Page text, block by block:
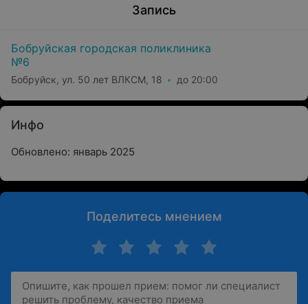
Запись
Бобруйская городская поликлиника
№6
Бобруйск, ул. 50 лет ВЛКСМ, 18 до 20:00
Инфо
Обновлено: январь 2025
Поделитесь мнением